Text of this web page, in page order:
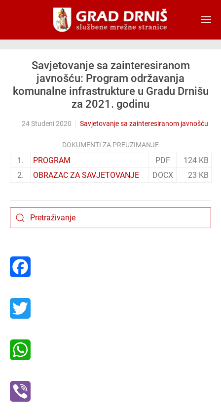
Skip to main content
Savjetovanje sa zainteresiranom
javnošću: Program održavanja
komunalne infrastrukture u Gradu Drnišu
za 2021. godinu
24 Studeni 2020 Savjetovanje sa zainteresiranom javnošću
DOKUMENTI ZA PREUZIMANJE
1. PROGRAM PDF
124 KB
2.
OBRAZAC ZA SAVJETOVANJE DOCX 23 KB